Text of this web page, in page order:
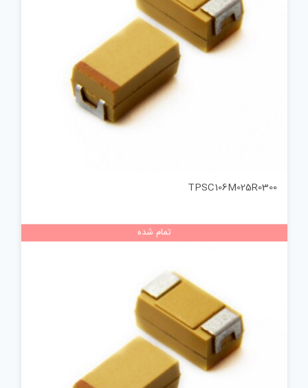
TPSC106M025R0300
تمام شده